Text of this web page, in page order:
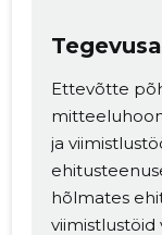
Ettevõtte
ja
hõlmates
viimistlustöid